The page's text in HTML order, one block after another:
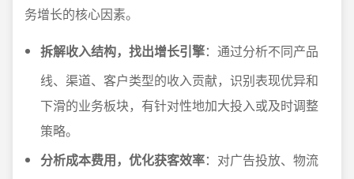
务增长的核心因素。
拆解收入结构，找出增长引擎：通过分析不同产品
线、渠道、客户类型的收入贡献，识别表现优异和
下滑的业务板块，有针对性地加大投入或及时调整
策略。
分析成本费用，优化获客效率：对广告投放、物流